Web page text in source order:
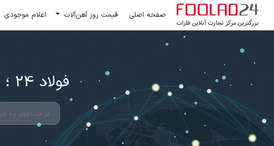
صفحه اصلی قیمت روز آهن‌آلات اعلام موجودی
فولاد 24 ؛ بزرگترین مرکز تجارت آنلاین فلزات